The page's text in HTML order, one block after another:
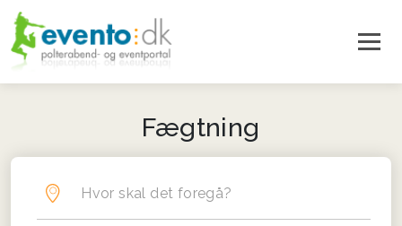
Fægtning
Hvor skal det foregå?